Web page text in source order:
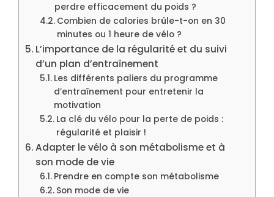
perdre efficacement du poids ?
Combien de calories brûle-t-on en 30
minutes ou 1 heure de vélo ?
L’importance de la régularité et du suivi
d’un plan d’entraînement
Les différents paliers du programme
d’entraînement pour entretenir la
motivation
La clé du vélo pour la perte de poids :
régularité et plaisir !
Adapter le vélo à son métabolisme et à
son mode de vie
Prendre en compte son métabolisme
Son mode de vie